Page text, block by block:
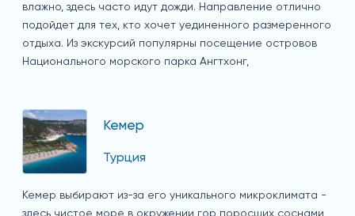
влажно, здесь часто идут дожди. Направление отлично
подойдет для тех, кто хочет уединенного размеренного
отдыха. Из экскурсий популярны посещение островов
Национального морского парка Ангтхонг,
Кемер
Турция
Кемер выбирают из-за его уникального микроклимата -
здесь чистое море в окружении гор поросших соснами